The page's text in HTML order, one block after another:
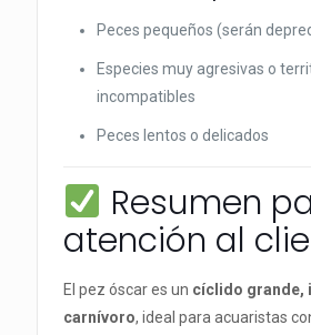
Peces pequeños (serán
Especies muy agresivas o
incompatibles
Peces lentos o delicados
Resumen
atención al
El pez óscar es un cíclido grande,
carnívoro, ideal para acuaristas